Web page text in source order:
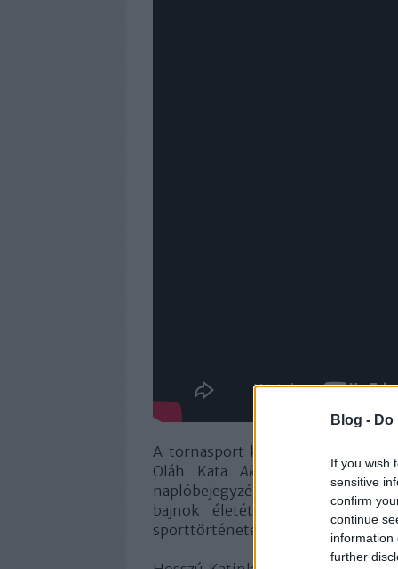
Blog -
If you wish
sensitive
confirm
continue
information
further
A tornasport kiemelkedő
Oláh Kata Aki legyőzte az
naplóbejegyzésekből, régi és új
bajnok életét és
sporttörténetet írt.